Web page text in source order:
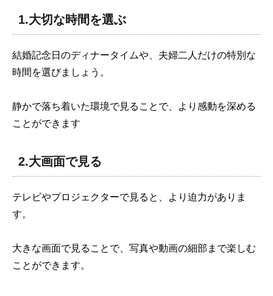
1.大切な時間を選ぶ
結婚記念日のディナータイムや、夫婦二人だけの特別な
時間を選びましょう。
静かで落ち着いた環境で見ることで、より感動を深める
ことができます
2.大画面で見る
テレビやプロジェクターで見ると、より迫力がありま
す。
大きな画面で見ることで、写真や動画の細部まで楽しむ
ことができます。